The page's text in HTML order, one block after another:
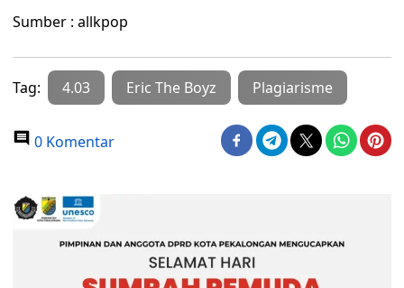
Sumber : allkpop
Tag: 4.03 Eric The Boyz Plagiarisme
0 Komentar